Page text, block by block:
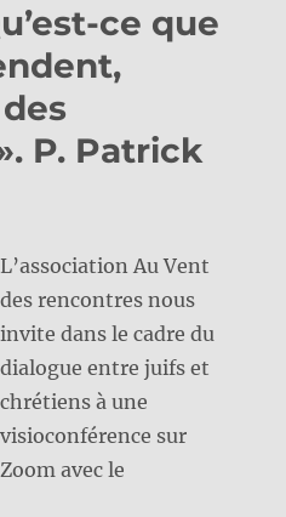
ce que
P. Patrick
L’association Au Vent
des rencontres nous
invite dans le cadre du
dialogue entre juifs et
chrétiens à une
visioconférence sur
Zoom avec le